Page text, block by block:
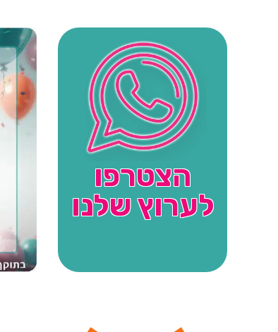
הצטרפו
לערוץ שלנו